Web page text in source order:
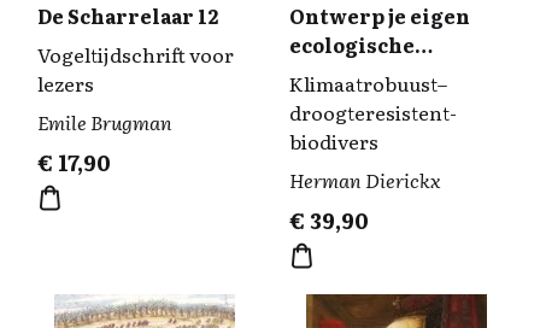
De Scharrelaar 12
Vogeltijdschrift voor
lezers
Emile Brugman
€ 17,90
Ontwerp je eigen
ecologische
siertuin
Klimaatrobuust–
droogteresistent-
biodivers
Herman Dierickx
€39,90